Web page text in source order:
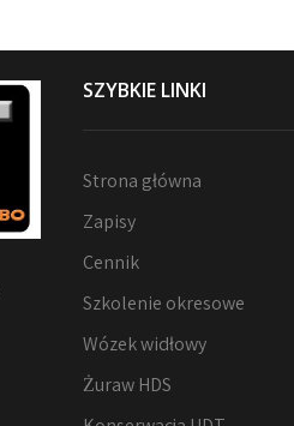
SZYBKIE LINKI
Strona główna
Zapisy
Cennik
Szkolenie okresowe
Wózek widłowy
Żuraw HDS